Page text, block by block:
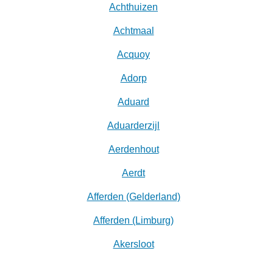
Achthuizen
Achtmaal
Acquoy
Adorp
Aduard
Aduarderzijl
Aerdenhout
Aerdt
Afferden (Gelderland)
Afferden (Limburg)
Akersloot